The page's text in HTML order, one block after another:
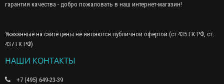
гарантия качества - добро пожаловать в наш интернет-магазин!
Указанные на сайте цены не являются публичной офертой (ст.435 ГК РФ, cт.
437 ГК РФ)
НАШИ КОНТАКТЫ
+7 (495) 649-23-39